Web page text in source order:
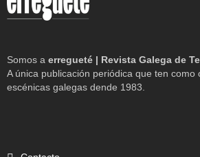
Somos a erregueté | Revista Galega de
A única publicación periódica que ten como
escénicas galegas dende 1983.